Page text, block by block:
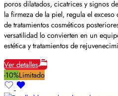
poros dilatados, cicatrices y signos
la firmeza de la piel, regula el
de tratamientos cosméticos
versatilidad lo convierten en un
estética y tratamientos de
Ver detalles
-10%Limitado